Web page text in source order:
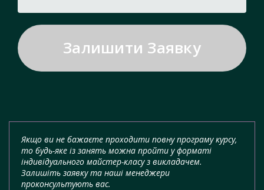
Якщо ви не бажаєте проходити повну програму курсу,
то будь-яке із занять можна пройти у форматі
індивідуального майстер-класу з викладачем.
Залишіть заявку та наші менеджери
проконсультують вас.